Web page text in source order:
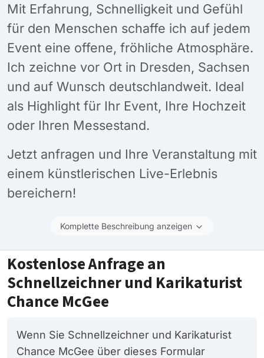
Mit Erfahrung, Schnelligkeit und Gefühl
für den Menschen schaffe ich auf jedem
Event eine offene, fröhliche Atmosphäre.
Ich zeichne vor Ort in Dresden, Sachsen
und auf Wunsch deutschlandweit. Ideal
als Highlight für Ihr Event, Ihre Hochzeit
oder Ihren Messestand.
Jetzt anfragen und Ihre Veranstaltung mit
einem künstlerischen Live-Erlebnis
bereichern!
Komplette Beschreibung anzeigen
Kostenlose Anfrage an
Schnellzeichner und Karikaturist
Chance McGee
Wenn Sie Schnellzeichner und Karikaturist
Chance McGee über dieses Formular